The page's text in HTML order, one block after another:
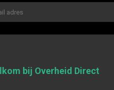
bij Overheid Direct